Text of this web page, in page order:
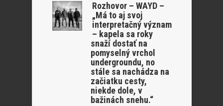
Rozhovor – WAYD –
„Má to aj svoj
interpretačný význam
– kapela sa roky
snaží dostať na
pomyselný vrchol
undergroundu, no
stále sa nachádza na
začiatku cesty,
niekde dole, v
bažinách snehu.“